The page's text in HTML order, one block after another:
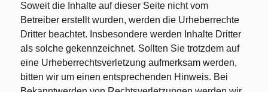
Soweit die Inhalte auf dieser Seite nicht vom
Betreiber erstellt wurden, werden die Urheberrechte
Dritter beachtet. Insbesondere werden Inhalte Dritter
als solche gekennzeichnet. Sollten Sie trotzdem auf
eine Urheberrechtsverletzung aufmerksam werden,
bitten wir um einen entsprechenden Hinweis. Bei